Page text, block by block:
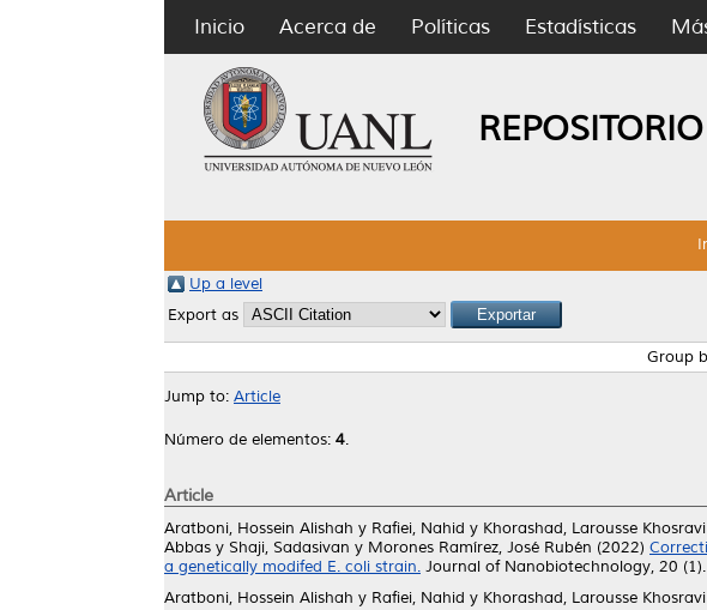
Inicio Acerca de Políticas Estadísticas
Up a level
Export as
Group
Jump to: Article
Número de elementos: 4.
Article
Aratboni, Hossein Alishah y Rafiei, Nahid y Khorashad, Larousse Khosravi
Abbas y Shaji, Sadasivan y Morones Ramírez, José Rubén (2022)
a genetically modifed E. coli strain. Journal of Nanobiotechnology, 20
Aratboni, Hossein Alishah y Rafiei, Nahid y Khorashad, Larousse Khosravi